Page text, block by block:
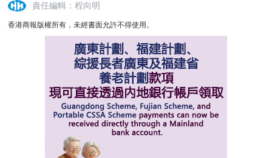
責任編輯：程向明
香港商報版權所有，未經書面允許不得使用。